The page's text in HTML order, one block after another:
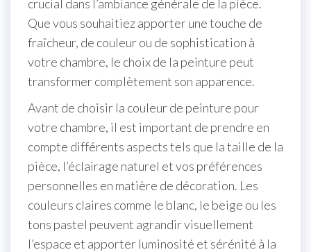
crucial dans l’ambiance générale de la pièce.
Que vous souhaitiez apporter une touche de
fraîcheur, de couleur ou de sophistication à
votre chambre, le choix de la peinture peut
transformer complètement son apparence.
Avant de choisir la couleur de peinture pour
votre chambre, il est important de prendre en
compte différents aspects tels que la taille de la
pièce, l’éclairage naturel et vos préférences
personnelles en matière de décoration. Les
couleurs claires comme le blanc, le beige ou les
tons pastel peuvent agrandir visuellement
l’espace et apporter luminosité et sérénité à la